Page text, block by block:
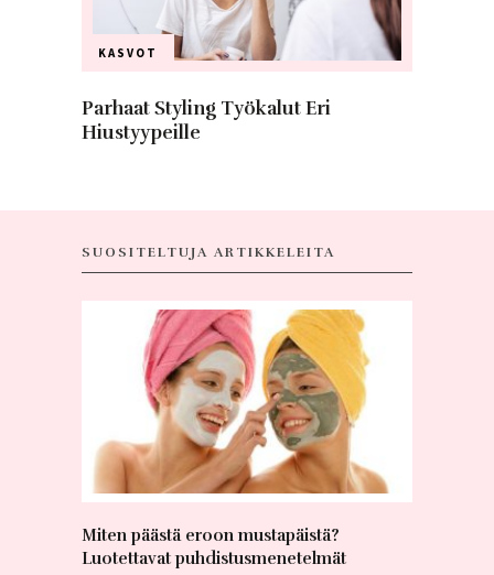
KASVOT
Parhaat Styling Työkalut Eri
Hiustyypeille
SUOSITELTUJA ARTIKKELEITA
Miten päästä eroon mustapäistä?
Luotettavat puhdistusmenetelmät